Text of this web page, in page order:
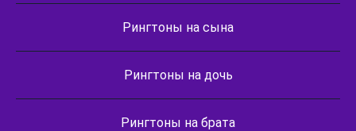
Рингтоны на сына
Рингтоны на дочь
Рингтоны на брата